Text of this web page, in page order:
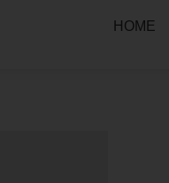
HOME